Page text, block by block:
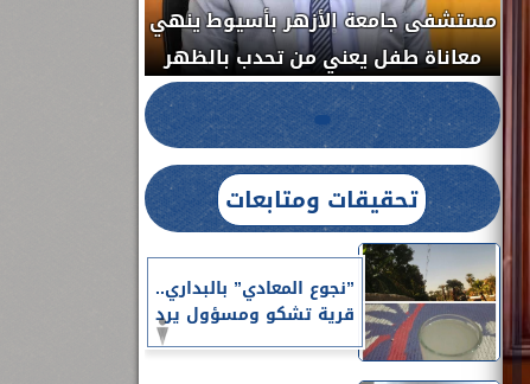
مستشفى جامعة الأزهر بأسيوط ينهي
معاناة طفل يعني من تحدب بالظهر
تحقيقات ومتابعات
”نجوع المعادي” بالبداري..
قرية تشكو ومسؤول يرد